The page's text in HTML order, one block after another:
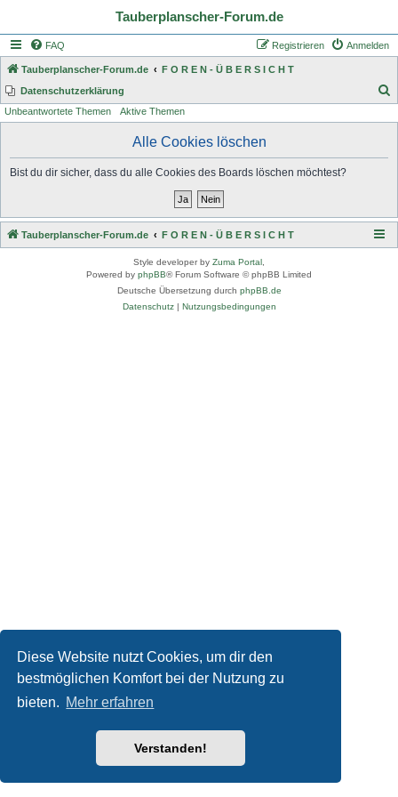
Diese Website nutzt Cookies, um dir den
bestmöglichen Komfort bei der Nutzung zu
bieten. Mehr erfahren
Verstanden!
Tauberplanscher-Forum.de
FAQ Anmelden
Registrieren
Tauberplanscher-Forum.de
F O R E N - Ü B E R S I C H T
Datenschutzerklärung
Unbeantwortete Themen Aktive Themen
Alle Cookies löschen
Bist du dir sicher, dass du alle Cookies des Boards löschen möchtest?
Tauberplanscher-Forum.de F O R E N - Ü B E R S I C H T
Style developer by Zuma Portal
Powered by phpBB® Forum Software © phpBB Limited
Deutsche Übersetzung durch phpBB.de
Datenschutz| Nutzungsbedingungen